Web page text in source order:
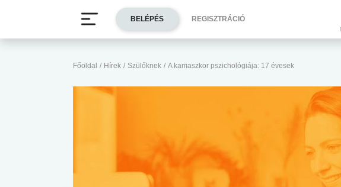
Főoldal / Hírek / Szülőknek / A kamaszkor pszichológiája: 17 évesek
BELÉPÉS REGISZTRÁCIÓ